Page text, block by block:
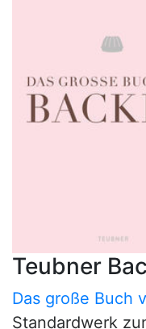
Teubner
Das große Buch
Standardwerk